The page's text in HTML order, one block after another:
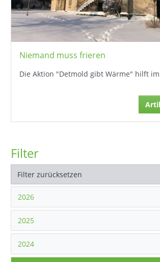
Niemand muss frieren
Die Aktion "Detmold gibt Wärme" hilft
Filter
Filter zurücksetzen
2026
2025
2024